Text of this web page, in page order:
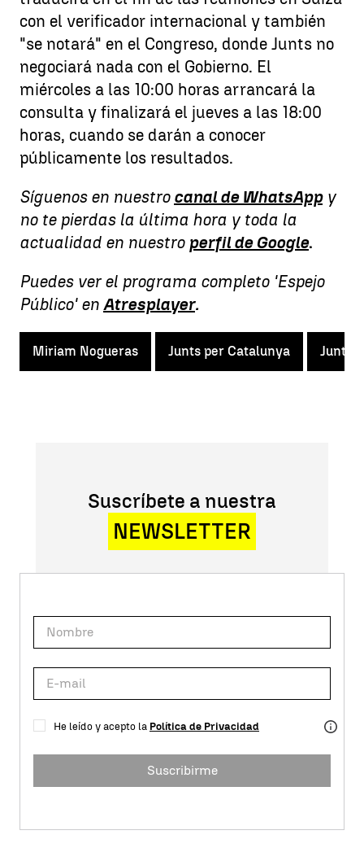
con el verificador internacional y también
"se notará" en el Congreso, donde Junts no
negociará nada con el Gobierno. El
miércoles a las 10:00 horas arrancará la
consulta y finalizará el jueves a las 18:00
horas, cuando se darán a conocer
públicamente los resultados.
Síguenos en nuestro canal de WhatsAppy
no te pierdas la última hora y toda la
actualidad en nuestro perfil de Google.
Puedes ver el programa completo 'Espejo
Público' en Atresplayer.
Miriam Nogueras Junts per Catalunya
Suscríbete a nuestra
NEWSLETTER
He leído y acepto la Política de Privacidad
Suscribirme